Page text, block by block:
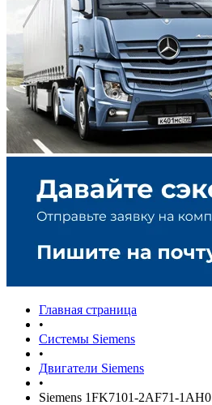
Главная страница
•
Системы Siemens
•
Двигатели Siemens
•
Siemens 1FK7101-2AF71-1AH0